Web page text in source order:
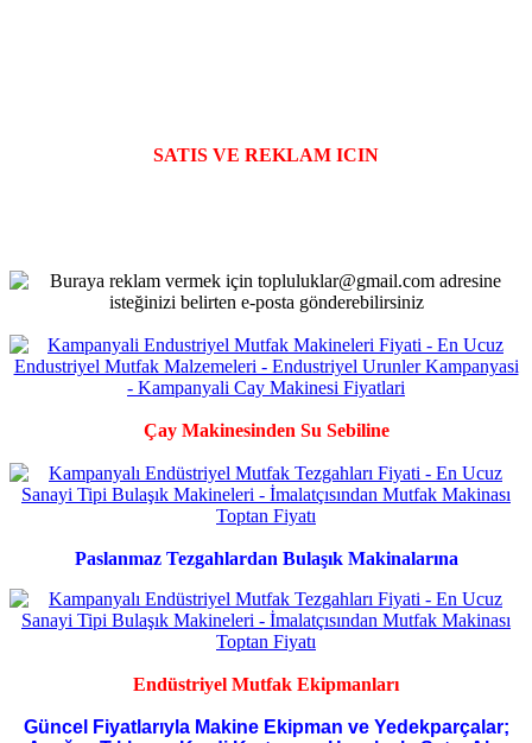
SATIS VE REKLAM ICIN
Çay Makinesinden Su Sebiline
Paslanmaz Tezgahlardan Bulaşık Makinalarına
Endüstriyel Mutfak Ekipmanları
Güncel Fiyatlarıyla Makine Ekipman ve Yedekparçalar;